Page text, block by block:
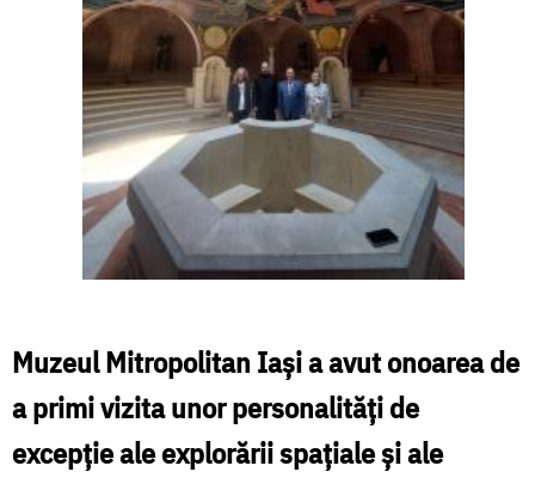
Muzeul Mitropolitan Iași a avut onoarea de
a primi vizita unor personalități de
excepție ale explorării spațiale și ale